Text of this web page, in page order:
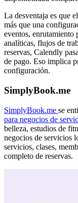
La desventaja es que
más que una
eventos,
analíticas, flujos de
reservas, Calendly
de pago. Eso implica
configuración.
SimplyBook.me
SimplyBook.me se
para negocios de
belleza, estudios de
negocios de servicios
servicios, clases,
completo de reservas.